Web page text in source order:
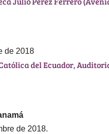
de 2018
del Ecuador,
de 2018.